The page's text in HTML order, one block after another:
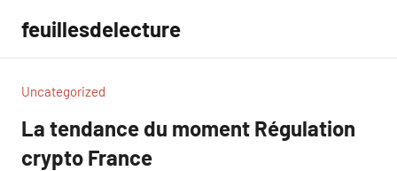
contenu
feuillesdelecture
Uncategorized
La tendance du moment Régulation
crypto France